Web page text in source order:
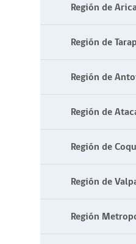
Región de
Región de
Región de
Región de
Región de
Región de
Región